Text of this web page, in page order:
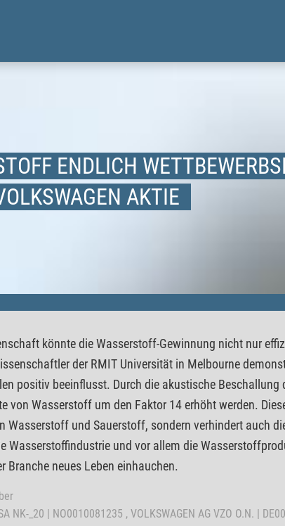
ENDLICH
AKTIE
könnte die Wasserstoff-Gewinnung nicht nur
der RMIT Universität in Melbourne
positiv beeinflusst. Durch die akustische Beschallung
von Wasserstoff um den Faktor 14 erhöht werden.
Wasserstoff und Sauerstoff, sondern verhindert auch
Wasserstoffindustrie und vor allem die
neues Leben einhauchen.
NK-_20 | NO0010081235 , VOLKSWAGEN AG VZO O.N. |